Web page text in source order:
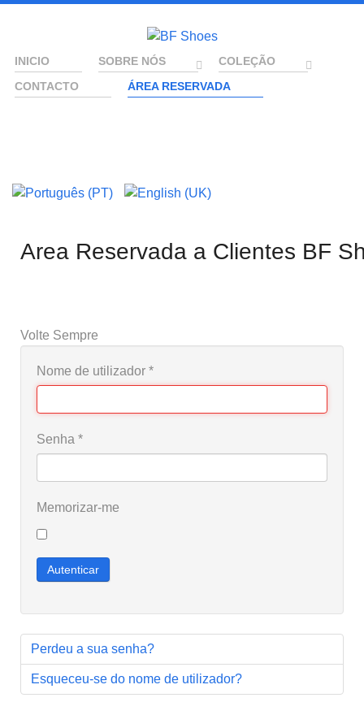
INICIO SOBRE NÓS
COLEÇÃO
CONTACTO
ÁREA RESERVADA
Area Reservada a Clientes BF
Volte Sempre
Nome de utilizador *
Senha *
Memorizar-me
Autenticar
Perdeu a sua senha?
Esqueceu-se do nome de utilizador?